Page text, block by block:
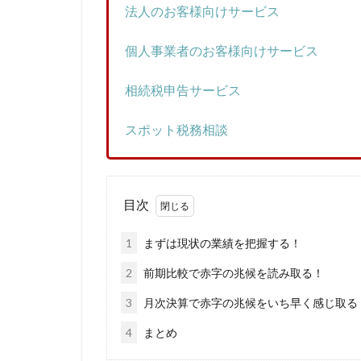
法人のお客様向けサービス
個人事業者のお客様向けサービス
相続税申告サービス
スポット税務相談
目次
1 まずは現状の業績を把握する！
2 前期比較で赤字の兆候を読み取る！
3 月次決算で赤字の兆候をいち早く感じ取る
4 まとめ